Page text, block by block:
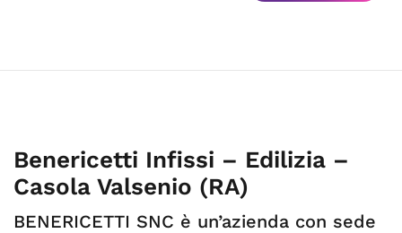
Benericetti Infissi – Edilizia –
Casola Valsenio (RA)
BENERICETTI SNC è un’azienda con sede